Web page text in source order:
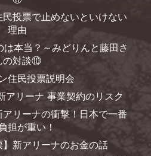
投票で止めないといけない
理由
本当？～みどりんと藤田さ
の対談⑩
住民投票説明会
アリーナ 事業契約のリスク
アリーナの衝撃！日本で一番
担が重い！
】新アリーナのお金の話